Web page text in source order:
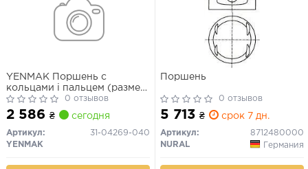
YENMAK Поршень с
кольцами і пальцем (размер
отв. 86.8 / +0.4) FIAT PALIO
1.6 (4цл.) (182B6000 16V
103PS)
0 отзывов
2 586 ₴ сегодня
Артикул:
31-04269-040
YENMAK
Поршень
0 отзывов
5 713 ₴ срок 7 дн.
Артикул:
8712480000
NURAL
Германия